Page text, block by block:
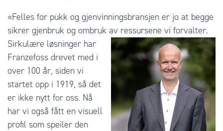
«Felles for pukk og gjenvinningsbransjen er jo at begge
sikrer gjenbruk og ombruk av ressursene vi forvalter.
Sirkulære løsninger har
Franzefoss drevet med i
over 100 år, siden vi
startet opp i 1919, så det
er ikke nytt for oss. Nå
har vi også fått en visuell
profil som speiler den